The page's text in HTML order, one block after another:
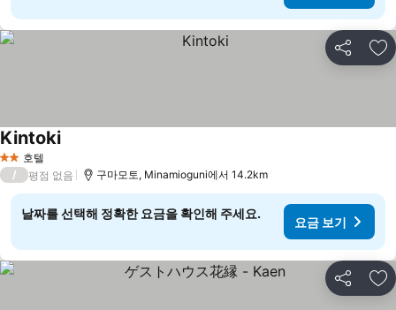
공유 즐
2 성급호텔
Kintoki
/ 평점 없음 구마모토, Minamioguni에서 14.2km
날짜를 선택해 정확한 요금을 확인해 주세요.
요금 보기
공유 즐